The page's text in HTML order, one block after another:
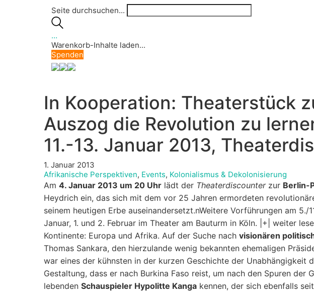
Seite durchsuchen...
…
Warenkorb-Inhalte laden...
Spenden
In Kooperation: Theaterstück
Auszog die Revolution zu
11.-13. Januar 2013,
1. Januar 2013
Afrikanische Perspektiven, Events, Kolonialismus & Dekolonisierung
Am 4. Januar 2013 um 20 Uhr lädt der Theaterdiscounter zur Berlin-
Heydrich ein, das sich mit dem vor 25 Jahren ermordeten
seinem heutigen Erbe auseinandersetzt.nWeitere Vorführungen am 5./
Januar, 1. und 2. Februar im Theater am Bauturm in Köln. |+| weiter
Kontinente: Europa und Afrika. Auf der Suche nach visionären
Thomas Sankara, den hierzulande wenig bekannten ehemaligen
war eines der kühnsten in der kurzen Geschichte der
Gestaltung, dass er nach Burkina Faso reist, um nach den Spuren
lebenden Schauspieler Hypolitte Kanga kennen, der sich ebenfalls